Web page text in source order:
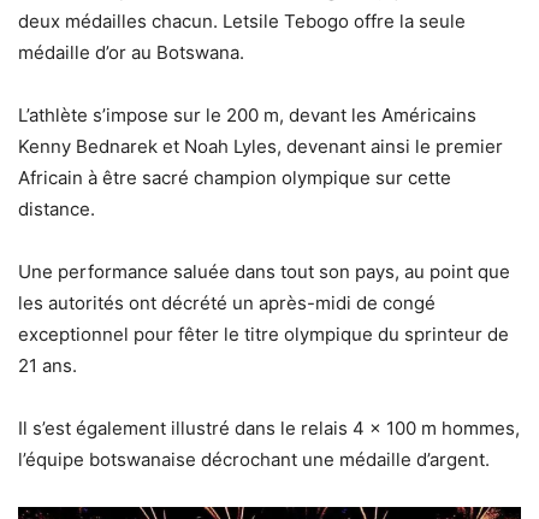
deux médailles chacun. Letsile Tebogo offre la seule
médaille d’or au Botswana.
L’athlète s’impose sur le 200 m, devant les Américains
Kenny Bednarek et Noah Lyles, devenant ainsi le premier
Africain à être sacré champion olympique sur cette
distance.
Une performance saluée dans tout son pays, au point que
les autorités ont décrété un après-midi de congé
exceptionnel pour fêter le titre olympique du sprinteur de
21 ans.
Il s’est également illustré dans le relais 4 x 100 m hommes,
l’équipe botswanaise décrochant une médaille d’argent.